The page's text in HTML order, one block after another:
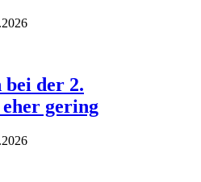
bei der 2.
gering